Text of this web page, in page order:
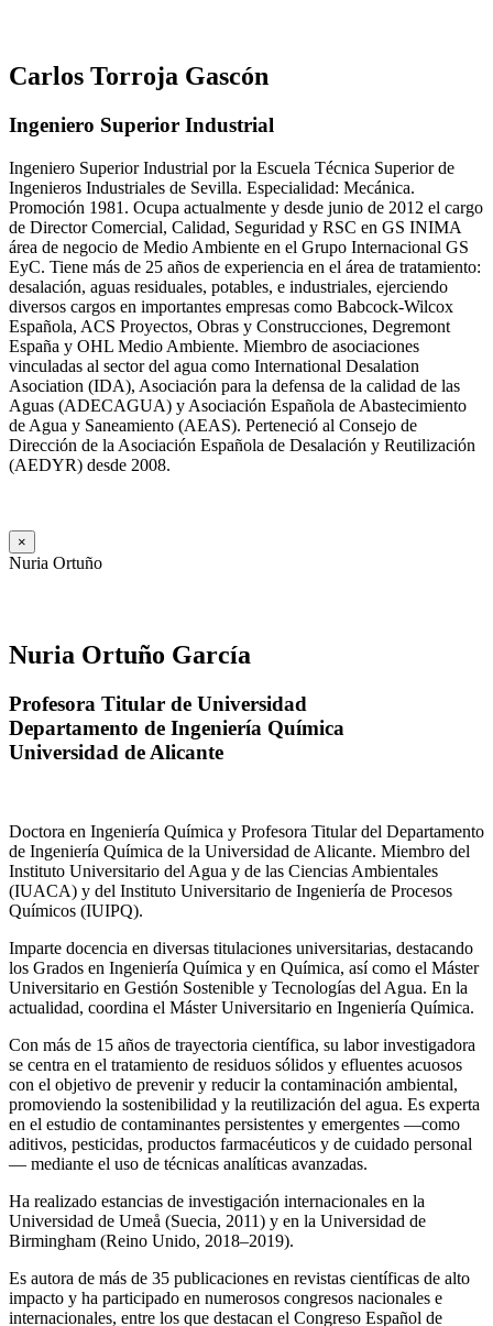
Carlos Torroja Gascón
Ingeniero Superior Industrial
Ingeniero Superior Industrial por la Escuela Técnica Superior de
Ingenieros Industriales de Sevilla. Especialidad: Mecánica.
Promoción 1981. Ocupa actualmente y desde junio de 2012 el cargo
de Director Comercial, Calidad, Seguridad y RSC en GS INIMA
área de negocio de Medio Ambiente en el Grupo Internacional GS
EyC. Tiene más de 25 años de experiencia en el área de tratamiento:
desalación, aguas residuales, potables, e industriales, ejerciendo
diversos cargos en importantes empresas como Babcock-Wilcox
Española, ACS Proyectos, Obras y Construcciones, Degremont
España y OHL Medio Ambiente. Miembro de asociaciones
vinculadas al sector del agua como International Desalation
Asociation (IDA), Asociación para la defensa de la calidad de las
Aguas (ADECAGUA) y Asociación Española de Abastecimiento
de Agua y Saneamiento (AEAS). Perteneció al Consejo de
Dirección de la Asociación Española de Desalación y Reutilización
(AEDYR) desde 2008.
×
Nuria Ortuño
Nuria Ortuño García
Profesora Titular de Universidad
Departamento de Ingeniería Química
Universidad de Alicante
Doctora en Ingeniería Química y Profesora Titular del Departamento
de Ingeniería Química de la Universidad de Alicante. Miembro del
Instituto Universitario del Agua y de las Ciencias Ambientales
(IUACA) y del Instituto Universitario de Ingeniería de Procesos
Químicos (IUIPQ).
Imparte docencia en diversas titulaciones universitarias, destacando
los Grados en Ingeniería Química y en Química, así como el Máster
Universitario en Gestión Sostenible y Tecnologías del Agua. En la
actualidad, coordina el Máster Universitario en Ingeniería Química.
Con más de 15 años de trayectoria científica, su labor investigadora
se centra en el tratamiento de residuos sólidos y efluentes acuosos
con el objetivo de prevenir y reducir la contaminación ambiental,
promoviendo la sostenibilidad y la reutilización del agua. Es experta
en el estudio de contaminantes persistentes y emergentes —como
aditivos, pesticidas, productos farmacéuticos y de cuidado personal
— mediante el uso de técnicas analíticas avanzadas.
Ha realizado estancias de investigación internacionales en la
Universidad de Umeå (Suecia, 2011) y en la Universidad de
Birmingham (Reino Unido, 2018–2019).
Es autora de más de 35 publicaciones en revistas científicas de alto
impacto y ha participado en numerosos congresos nacionales e
internacionales, entre los que destacan el Congreso Español de